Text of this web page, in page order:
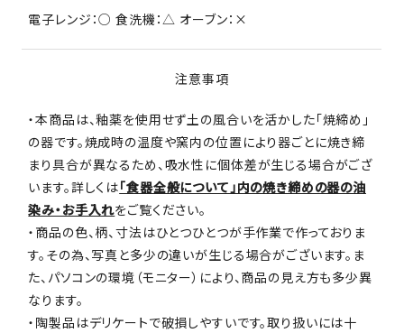
電子レンジ：○ 食洗機：△ オーブン：×
注意事項
・本商品は、釉薬を使用せず土の風合いを活かした「焼締め」
の器です。焼成時の温度や窯内の位置により器ごとに焼き締
まり具合が異なるため、吸水性に個体差が生じる場合がござ
います。詳しくは「食器全般について」内の焼き締めの器の油
染み・お手入れをご覧ください。
・商品の色、柄、寸法はひとつひとつが手作業で作っておりま
す。その為、写真と多少の違いが生じる場合がございます。ま
た、パソコンの環境（モニター）により、商品の見え方も多少異
なります。
・陶製品はデリケートで破損しやすいです。取り扱いには十